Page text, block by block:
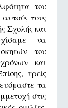
του
τους
Σχολής και
να
του
και
τρείς
τα
στις